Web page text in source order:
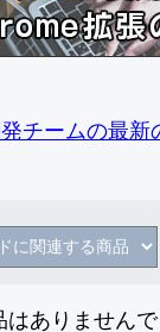
チームの最新
ありませんで